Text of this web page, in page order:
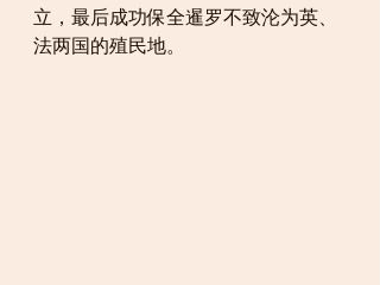
立，最后成功保全暹罗不致沦为英、
法两国的殖民地。